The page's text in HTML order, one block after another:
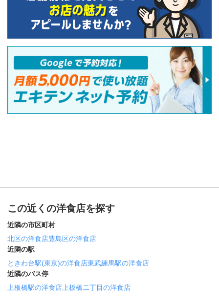
この近くの洋食店を探す
近隣の市区町村
北区の洋食店豊島区の洋食店
近隣の駅
ときわ台駅(東京)の洋食店東武練馬駅の洋食店
近隣のバス停
上板橋駅の洋食店上板橋二丁目の洋食店